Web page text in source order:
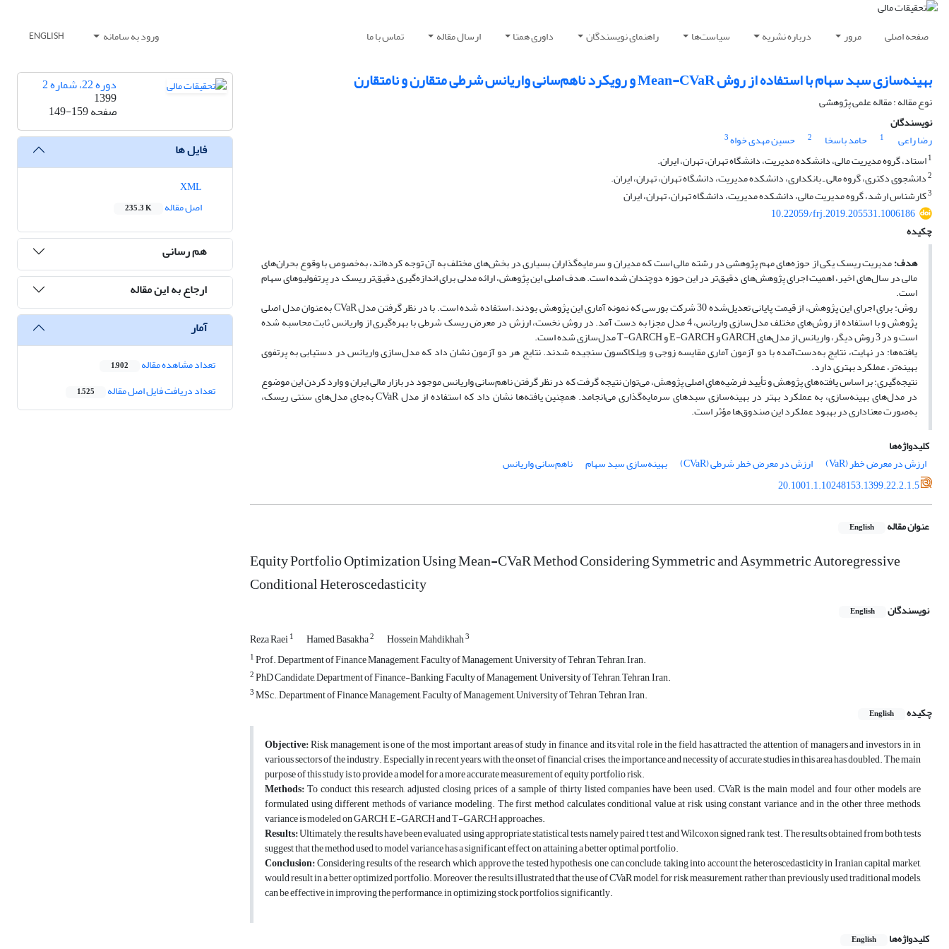
صفحه اصلی مرور درباره نشریه سیاست‌ها راهنمای نویسندگان داوری همتا ارسال مقاله تماس با ما ورود به سامانه ENGLISH
بهینه‌سازی سبد سهام با استفاده از روش Mean-CVaR و رویکرد ناهم‌سانی واریانس شرطی متقارن و نامتقارن
نوع مقاله : مقاله علمی پژوهشی
نویسندگان
رضا راعی
1 حامد باسخا 2 حسین مهدی خواه3
1استاد، گروه مدیریت مالی، دانشکده مدیریت، دانشگاه تهران، تهران، ایران.
2دانشجوی دکتری، گروه مالی ـ بانکداری، دانشکده مدیریت، دانشگاه تهران، تهران، ایران.
3کارشناس ارشد، گروه مدیریت مالی، دانشکده مدیریت، دانشگاه تهران، تهران، ایران
10.22059/frj.2019.205531.1006186
چکیده
هدف:مدیریت ریسک یکی از حوزه‌های مهم‌ پژوهشی در رشته مالی است که مدیران و سرمایه‌گذاران بسیاری در بخش‌های مختلف به آن توجه کرده‌اند، به‌خصوص با وقوع بحران‌های
مالی در سال‌های اخیر، اهمیت اجرای پژوهش‌های دقیق‌تر در این حوزه دوچندان شده است. هدف اصلی این پژوهش، ارائه مدلی برای اندازه‌گیری دقیق‌تر ریسک در پرتفولیوهای سهام
است.
روش: برای اجرای این پژوهش، از قیمت پایانی تعدیل‌شده 30 شرکت بورسی که نمونه آماری این پژوهش بودند، استفاده ‌شده است. با در نظر گرفتن مدل CVaR به‌عنوان مدل اصلی
پژوهش و با استفاده از روش‌های مختلف مدل‌سازی واریانس، 4 مدل مجزا به ‌دست آمد. در روش نخست، ارزش در معرض ریسک شرطی با بهره‌گیری از واریانس ثابت محاسبه شده
است و در 3 روش دیگر، واریانس از مدل‌های GARCH و E-GARCH و T-GARCH مدل‌سازی شده است.
یافته‌ها: در نهایت، نتایج به‌دست‌آمده با دو آزمون آماری مقایسه زوجی و ویلکاکسون سنجیده شدند. نتایج هر دو آزمون نشان داد که مدل‌سازی واریانس در دستیابی به پرتفوی
بهینه‌تر، عملکرد بهتری دارد.
نتیجه‌گیری: بر اساس یافته‌های پژوهش و تأیید فرضیه‌های اصلی پژوهش، می‌توان نتیجه گرفت که در نظر گرفتن ناهم‌سانی واریانس موجود در بازار مالی ایران و وارد کردن این موضوع
در مدل‌های بهینه‌سازی، به عملکرد بهتر در بهینه‌سازی سبدهای سرمایه‌گذاری می‌انجامد. همچنین یافته‌ها نشان داد که استفاده از مدل CVaR به‌جای مدل‌های سنتی ریسک،
به‌صورت معناداری در بهبود عملکرد این صندوق‌ها مؤثر است.
کلیدواژه‌ها
ارزش در معرض خطر (VaR)
ارزش در معرض خطر شرطی (CVaR) بهینه‌سازی سبد سهام
ناهم‌سانی واریانس
20.1001.1.10248153.1399.22.2.1.5
عنوان مقاله English
Equity Portfolio Optimization Using Mean-CVaR Method Considering Symmetric and Asymmetric Autoregressive
Conditional Heteroscedasticity
نویسندگان English
Reza Raei1 Hamed Basakha2 Hossein Mahdikhah3
1Prof. Department of Finance Management, Faculty of Management, University of Tehran, Tehran, Iran.
2PhD Candidate, Department of Finance-Banking, Faculty of Management, University of Tehran, Tehran, Iran.
3MSc., Department of Finance Management, Faculty of Management, University of Tehran, Tehran, Iran.
چکیده
English
Objective:Risk management is one of the most important areas of study in finance, and its vital role in the field has attracted the attention of managers and investors in in
various sectors of the industry. Especially in recent years, with the onset of financial crises, the importance and necessity of accurate studies in this area has doubled. The main
purpose of this study is to provide a model for a more accurate measurement of equity portfolio risk.
Methods:To conduct this research, adjusted closing prices of a sample of thirty listed companies have been used. CVaR is the main model and four other models are
formulated using different methods of variance modeling. The first method calculates conditional value at risk using constant variance and in the other three methods,
variance is modeled on GARCH, E-GARCH and T-GARCH approaches.
Results:Ultimately, the results have been evaluated using appropriate statistical tests, namely paired t test and Wilcoxon signed rank test. The results obtained from both tests
suggest that the method used to model variance has a significant effect on attaining a better optimal portfolio.
Conclusion:Considering results of the research, which approve the tested hypothesis, one can conclude, taking into account the heteroscedasticity in Iranian capital market,
would result in a better optimized portfolio. Moreover, the results illustrated that the use of CVaR model, for risk measurement, rather than previously used traditional models,
can be effective in improving the performance, in optimizing stock portfolios, significantly.
کلیدواژه‌ها English
دوره 22، شماره 2
1399
صفحه149-159
فایل ها
اصل مقاله
235.3 K
هم رسانی
ارجاع به این مقاله
آمار
تعداد مشاهده مقاله 1,902
تعداد دریافت فایل اصل مقاله 1,525